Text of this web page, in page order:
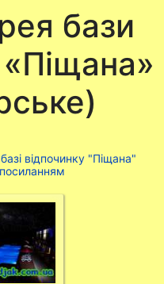
бази
відпочинку "Піщана"